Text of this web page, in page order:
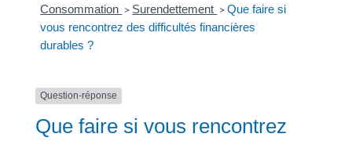
Consommation > Surendettement >Que faire si
vous rencontrez des difficultés financières
durables ?
Question-réponse
Que faire si vous rencontrez